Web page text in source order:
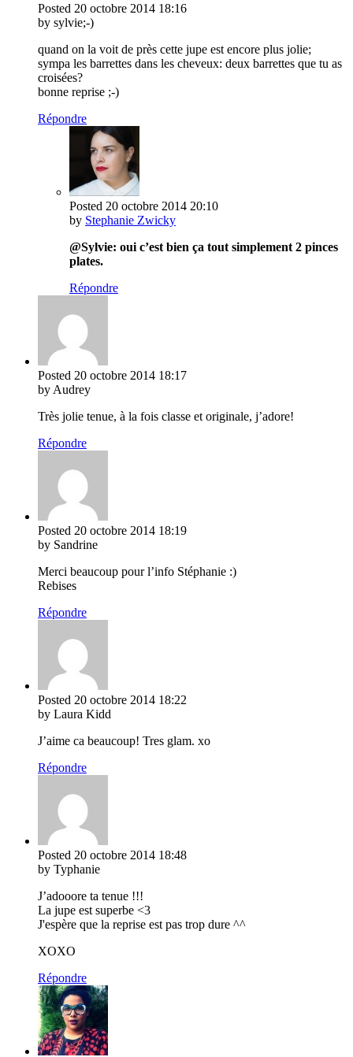
Posted 20 octobre 2014 18:16
by sylvie;-)
quand on la voit de près cette jupe est encore plus jolie;
sympa les barrettes dans les cheveux: deux barrettes que tu as
croisées?
bonne reprise ;-)
Répondre
Posted 20 octobre 2014 20:10
by Stephanie Zwicky
@Sylvie: oui c’est bien ça tout simplement 2 pinces
plates.
Répondre
Posted 20 octobre 2014 18:17
by Audrey
Très jolie tenue, à la fois classe et originale, j’adore!
Répondre
Posted 20 octobre 2014 18:19
by Sandrine
Merci beaucoup pour l’info Stéphanie :)
Rebises
Répondre
Posted 20 octobre 2014 18:22
by Laura Kidd
J’aime ca beaucoup! Tres glam. xo
Répondre
Posted 20 octobre 2014 18:48
by Typhanie
J’adooore ta tenue !!!
La jupe est superbe <3
J'espère que la reprise est pas trop dure ^^
XOXO
Répondre